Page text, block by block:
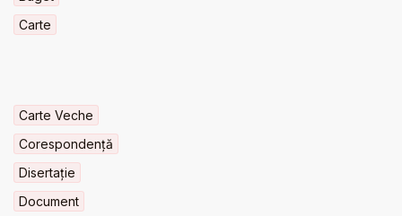
Carte
Carte Veche
Corespondență
Disertație
Document